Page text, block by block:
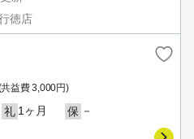
徳店
益費 3,000円)
礼 1ヶ月 保 －